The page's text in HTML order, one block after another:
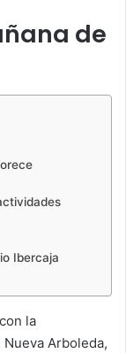
de
Ibercaja
la
Arboleda,